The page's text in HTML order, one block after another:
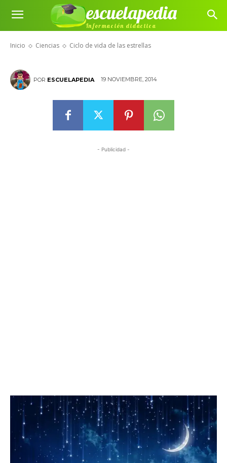
escuelapedia
Información didáctica
Inicio Ciencias Ciclo de vida de las estrellas
Ciclo de vida de las estrellas
POR ESCUELAPEDIA 19 NOVIEMBRE, 2014
- Publicidad -